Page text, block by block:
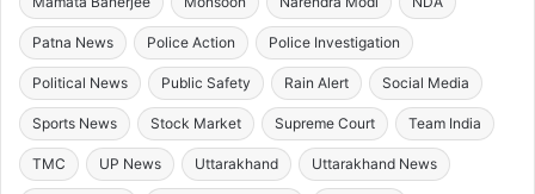
Patna News Police Action Police Investigation
Political News Public Safety Rain Alert Social Media
Sports News Stock Market Supreme Court Team India
TMC UP News Uttarakhand Uttarakhand News